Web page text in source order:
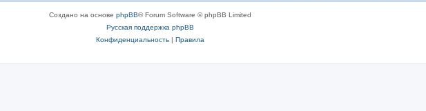
Создано на основе phpBB® Forum Software © phpBB Limited
Русская поддержка phpBB
Конфиденциальность| Правила